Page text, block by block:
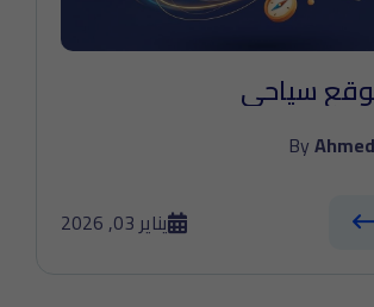
سياحي
By
يناير 03, 2026